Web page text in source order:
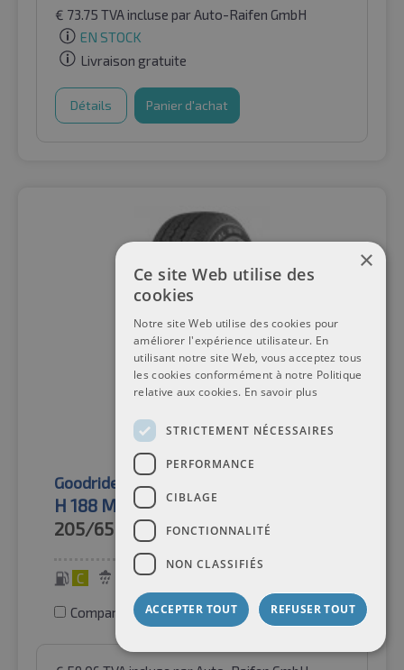
€ 73.75 TVA incluse par Auto-Raifen GmbH
EN STOCK
Livraison gratuite
Détails Panier d'achat
Goodride
H 188 M+S TL
205/65R16C107/105T
C
Comparer les pneus
×
Ce site Web utilise des
cookies
Notre site Web utilise des cookies pour
améliorer l'expérience utilisateur. En
utilisant notre site Web, vous acceptez tous
les cookies conformément à notre Politique
relative aux cookies. En savoir plus
STRICTEMENT NÉCESSAIRES
PERFORMANCE
CIBLAGE
FONCTIONNALITÉ
NON CLASSIFIÉS
ACCEPTER TOUT REFUSER TOUT